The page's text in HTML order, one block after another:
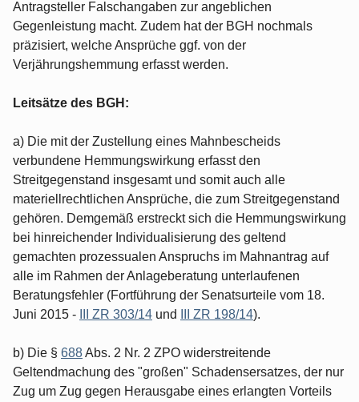
Antragsteller Falschangaben zur angeblichen
Gegenleistung macht. Zudem hat der BGH nochmals
präzisiert, welche Ansprüche ggf. von der
Verjährungshemmung erfasst werden.
Leitsätze des BGH:
a) Die mit der Zustellung eines Mahnbescheids
verbundene Hemmungswirkung erfasst den
Streitgegenstand insgesamt und somit auch alle
materiellrechtlichen Ansprüche, die zum Streitgegenstand
gehören. Demgemäß erstreckt sich die Hemmungswirkung
bei hinreichender Individualisierung des geltend
gemachten prozessualen Anspruchs im Mahnantrag auf
alle im Rahmen der Anlageberatung unterlaufenen
Beratungsfehler (Fortführung der Senatsurteile vom 18.
Juni 2015 -
III ZR 303/14 und III ZR 198/14).
b) Die § 688Abs. 2 Nr. 2 ZPO widerstreitende
Geltendmachung des "großen" Schadensersatzes, der nur
Zug um Zug gegen Herausgabe eines erlangten Vorteils